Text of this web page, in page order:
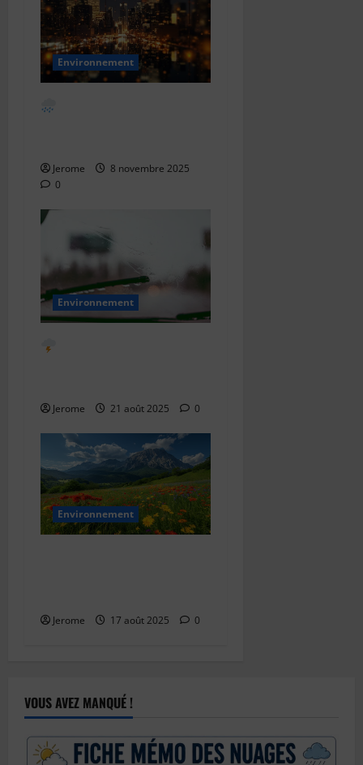
Environnement
Jerome
8 novembre 2025
0
Environnement
Jerome 21 août 2025 0
Environnement
Jerome 17 août 2025 0
VOUS AVEZ MANQUÉ !